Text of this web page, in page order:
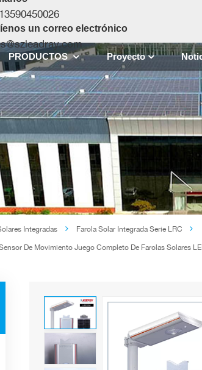
un correo electrónico
PRODUCTOS Proyecto
Integradas
Farola Solar Integrada Serie LRC
De Movimiento Juego Completo De Farolas Solares